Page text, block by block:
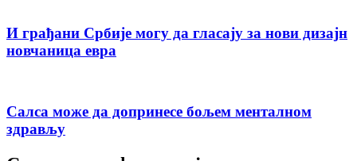
И грађани Србије могу да гласају за нови дизајн
новчаница евра
Салса може да допринесе бољем менталном
здрављу